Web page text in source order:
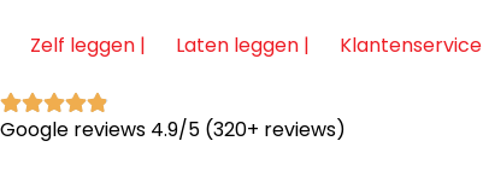
Zelf leggen | Laten leggen | Klantenservice
Google reviews 4.9/5 (320+ reviews)